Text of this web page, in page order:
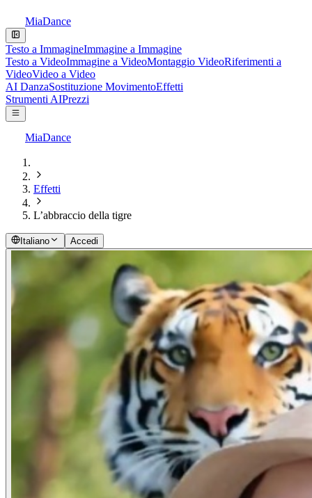
MiaDance
Testo a ImmagineImmagine a Immagine
Testo a VideoImmagine a VideoMontaggio VideoRiferimenti a
VideoVideo a Video
AI DanzaSostituzione MovimentoEffetti
Strumenti AIPrezzi
MiaDance
Effetti
L’abbraccio della tigre
Italiano Accedi